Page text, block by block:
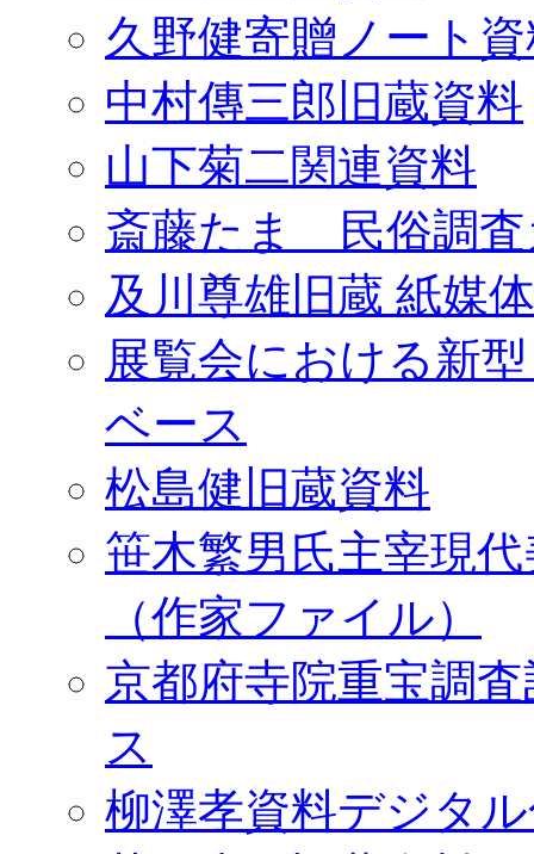
久野健寄贈ノート
中村傳三郎旧蔵資料
山下菊二関連資料
斎藤たま 民俗調査
及川尊雄旧蔵 紙媒
展覧会における新
ベース
松島健旧蔵資料
笹木繁男氏主宰現
（作家ファイル）
京都府寺院重宝調
ス
柳澤孝資料デジタ